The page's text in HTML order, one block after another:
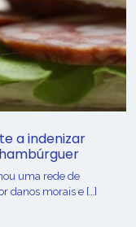
a indenizar
uma rede de
danos morais e […]